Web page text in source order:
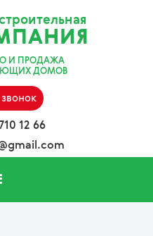
И ПРОДАЖА
ДОМОВ
звонок
12 66